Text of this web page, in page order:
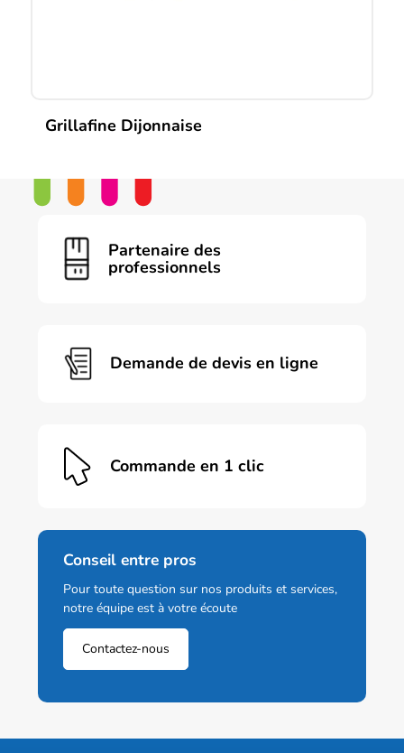
Grillafine Dijonnaise
Partenaire des
professionnels
Demande de devis en ligne
Commande en 1 clic
Conseil entre pros
Pour toute question sur nos produits et services,
notre équipe est à votre écoute
Contactez-nous